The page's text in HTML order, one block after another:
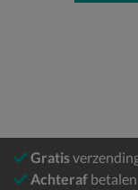
Gratis
Achteraf betalen